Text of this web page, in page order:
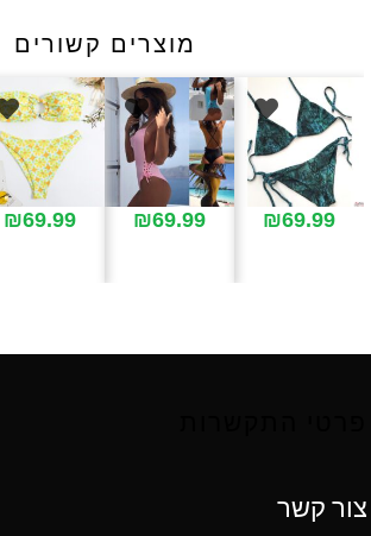
מוצרים קשורים
₪69.99
₪69.99
₪69.99
צור קשר